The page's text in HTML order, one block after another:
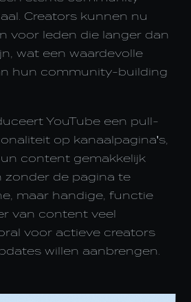
Creators kunnen nu
voor leden die langer dan
wat een waardevolle
hun community-building
YouTube een pull-
op kanaalpagina's,
content gemakkelijk
zonder de pagina te
maar handige, functie
van content veel
voor actieve creators
willen aanbrengen.